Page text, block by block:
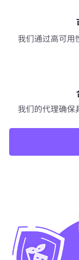
我们通过高可用
我们的代理确保